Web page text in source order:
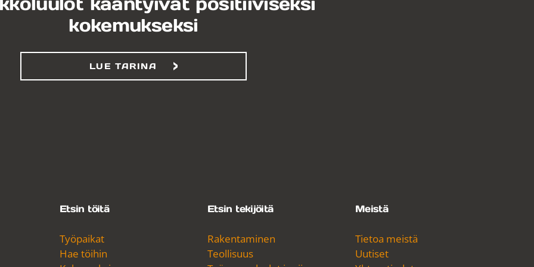
kokemukseksi
LUE TARINA
Etsin töitä
Työpaikat
Hae töihin
Etsin tekijöitä
Rakentaminen
Teollisuus
Meistä
Tietoa meistä
Uutiset